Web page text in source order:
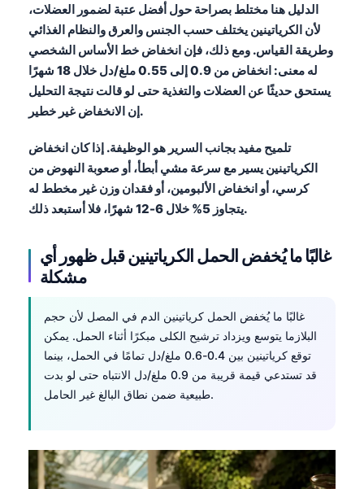
الدليل هنا مختلط بصراحة حول أفضل عتبة لضمور العضلات،
لأن الكرياتينين يختلف حسب الجنس والعرق والنظام الغذائي
وطريقة القياس. ومع ذلك، فإن انخفاض خط الأساس الشخصي
له معنى: انخفاض من 0.9 إلى 0.55 ملغ/دل خلال 18 شهرًا
يستحق حديثًا عن العضلات والتغذية حتى لو قالت نتيجة التحليل
إن الانخفاض غير خطير.
تلميح مفيد بجانب السرير هو الوظيفة. إذا كان انخفاض
الكرياتينين يسير مع سرعة مشي أبطأ، أو صعوبة النهوض من
كرسي، أو انخفاض الألبومين، أو فقدان وزن غير مخطط له
يتجاوز 5% خلال 6-12 شهرًا، فلا أستبعد ذلك.
غالبًا ما يُخفض الحمل الكرياتينين قبل ظهور أي
مشكلة
غالبًا ما يُخفض الحمل كرياتينين الدم في المصل لأن حجم
البلازما يتوسع ويزداد ترشيح الكلى مبكرًا أثناء الحمل. يمكن
توقع كرياتينين بين 0.4-0.6 ملغ/دل تمامًا في الحمل، بينما
قد تستدعي قيمة قريبة من 0.9 ملغ/دل الانتباه حتى لو بدت
طبيعية ضمن نطاق البالغ غير الحامل.